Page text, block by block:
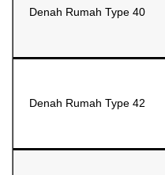
Denah Rumah Type 40
Denah Rumah Type 42